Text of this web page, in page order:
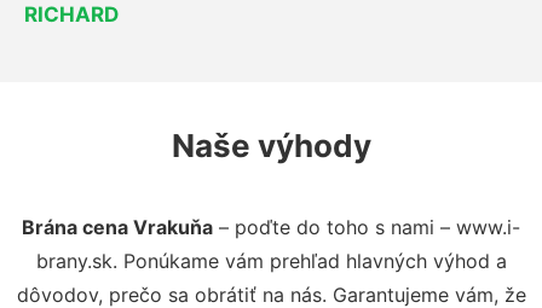
RICHARD
Naše výhody
Brána cena Vrakuňa – poďte do toho s nami – www.i-
brany.sk. Ponúkame vám prehľad hlavných výhod a
dôvodov, prečo sa obrátiť na nás. Garantujeme vám, že